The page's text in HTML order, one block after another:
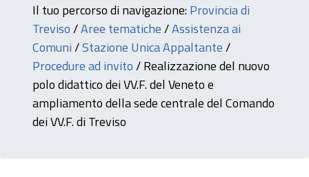
Il tuo percorso di navigazione:Provincia di
Treviso/Aree tematiche/Assistenza ai
Comuni/Stazione Unica Appaltante/
Procedure ad invito/Realizzazione del nuovo
polo didattico dei VV.F. del Veneto e
ampliamento della sede centrale del Comando
dei VV.F. di Treviso